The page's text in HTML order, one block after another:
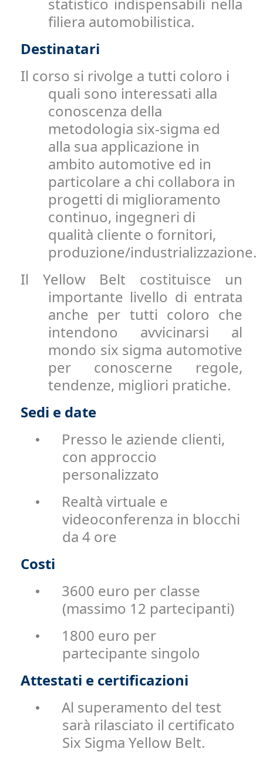
statistico indispensabili nella
filiera automobilistica.
Destinatari
Il corso si rivolge a tutti coloro i
quali sono interessati alla
conoscenza della
metodologia six-sigma ed
alla sua applicazione in
ambito automotive ed in
particolare a chi collabora in
progetti di miglioramento
continuo, ingegneri di
qualità cliente o fornitori,
produzione/industrializzazione.
Il Yellow Belt costituisce un
importante livello di entrata
anche per tutti coloro che
intendono avvicinarsi al
mondo six sigma automotive
per conoscerne regole,
tendenze, migliori pratiche.
Sedi e date
•
Presso le aziende clienti,
con approccio
personalizzato
•
Realtà virtuale e
videoconferenza in blocchi
da 4 ore
Costi
•
3600 euro per classe
(massimo 12 partecipanti)
•
1800 euro per
partecipante singolo
Attestati e certificazioni
•
Al superamento del test
sarà rilasciato il certificato
Six Sigma Yellow Belt.